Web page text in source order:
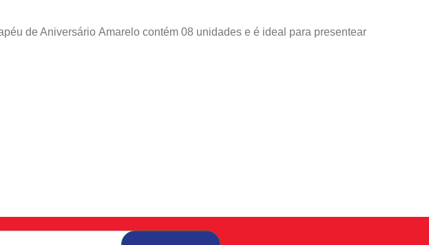
de Aniversário Amarelo contém 08 unidades e é ideal para presentear